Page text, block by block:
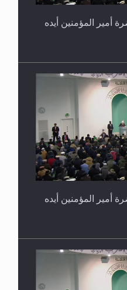
أمير المؤمنين أيده
أمير المؤمنين أيده